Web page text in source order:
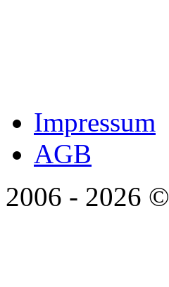
Impressum
AGB
2006 - 2026 ©